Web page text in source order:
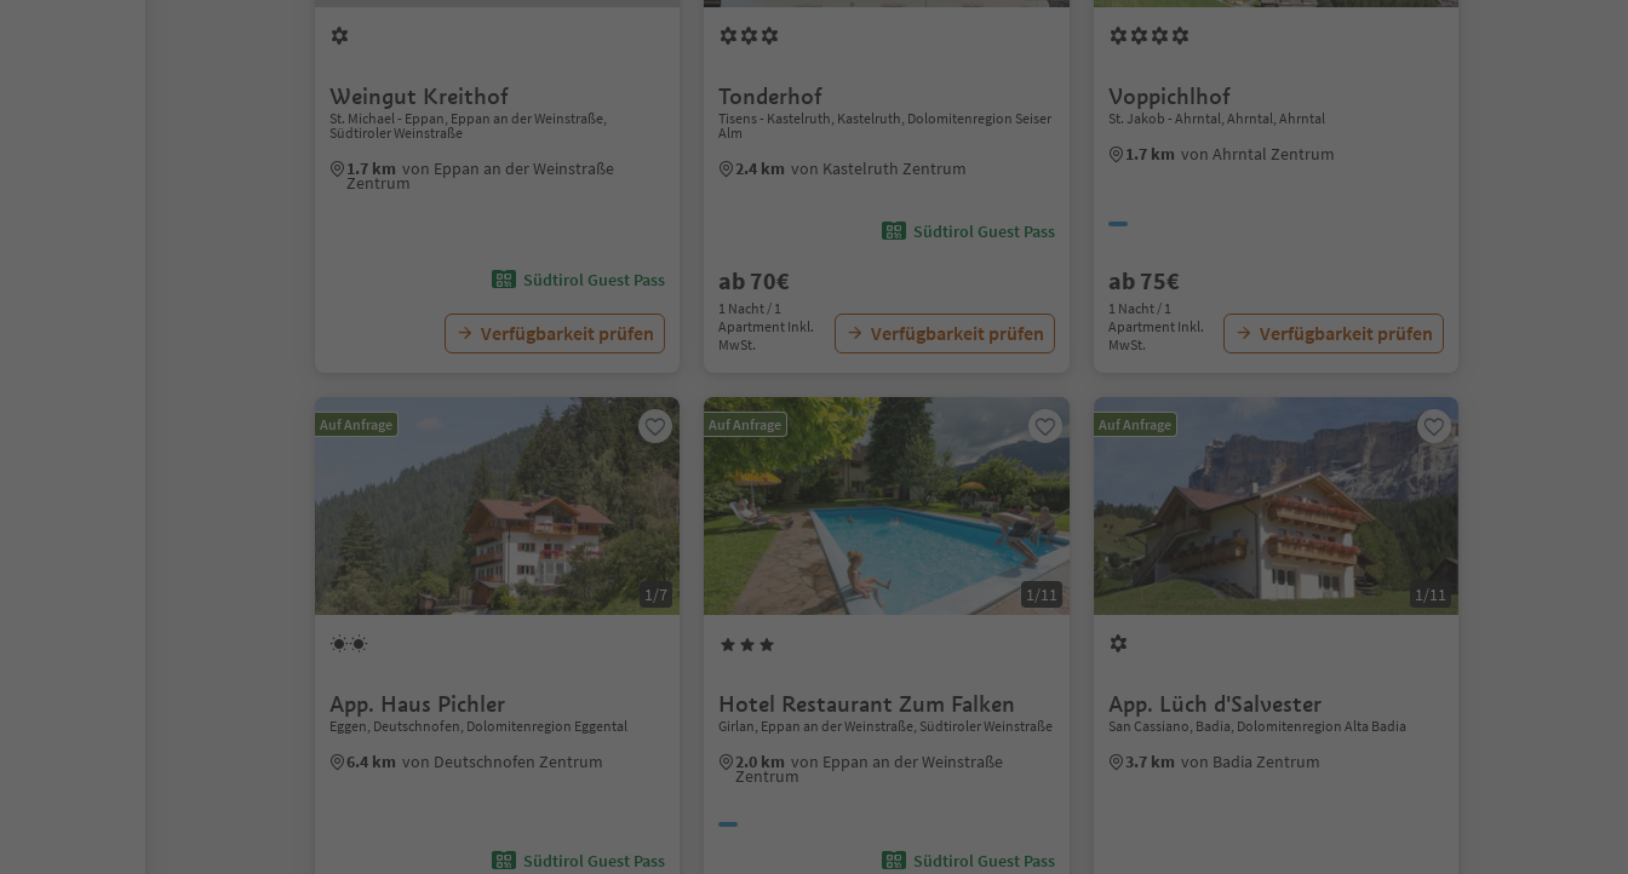
Weingut Kreithof
St. Michael - Eppan, Eppan an der Weinstraße,
Südtiroler Weinstraße
1.7 km von Eppan an der Weinstraße
Zentrum
Südtirol Guest Pass
Verfügbarkeit prüfen
Tonderhof
Tisens - Kastelruth, Kastelruth, Dolomitenregion Seiser
Alm
2.4 km von Kastelruth Zentrum
Südtirol Guest Pass
ab 70€
1 Nacht / 1
Apartment Inkl.
MwSt.
Verfügbarkeit prüfen
Voppichlhof
St. Jakob - Ahrntal, Ahrntal, Ahrntal
1.7 km von Ahrntal Zentrum
ab 75€
1 Nacht / 1
Apartment Inkl.
MwSt.
Verfügbarkeit prüfen
Auf Anfrage
1/7
App. Haus Pichler
Eggen, Deutschnofen, Dolomitenregion Eggental
6.4 km von Deutschnofen Zentrum
Südtirol Guest Pass
Auf Anfrage
1/11
Hotel Restaurant Zum Falken
Girlan, Eppan an der Weinstraße, Südtiroler Weinstraße
2.0 km von Eppan an der Weinstraße
Zentrum
Südtirol Guest Pass
Auf Anfrage
1/11
App. Lüch d'Salvester
San Cassiano, Badia, Dolomitenregion Alta Badia
3.7 km von Badia Zentrum